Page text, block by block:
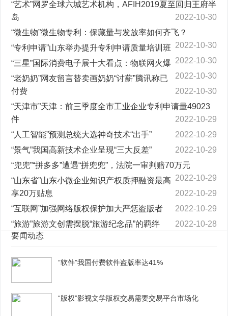
“艺术”网罗全球六城艺术机构，AFIH2019夏至回归王府半
岛
2022-10-30
“微生物”微生物专利：保藏量与发放率如何齐飞？
2022-10-30
“专利申请”山东举办提升专利申请质量培训班
2022-10-30
“三星”国际消费电子展十大看点：物联网火爆
2022-10-30
“老奶奶”网友留言替卖画奶奶“讨薪”腾讯称已
付费
2022-10-30
“天津市”天津：前三季度全市工业企业专利申请量49023
件
2022-10-29
“人工智能”预测总统大选神奇技术“出手”
2022-10-29
“景气”我国高新技术企业呈现“三大反差”
2022-10-29
“兜兜”“拼多多”遭遇“拼兜兜”，法院一审判赔70万元
2022-10-29
“山东省”山东小微企业知识产权质押融资最高
享20万贴息
2022-10-29
“互联网”加强网络版权保护加大严惩盗版者
2022-10-29
“旅游”旅游文创需摆脱“旅游纪念品”的羁绊
2022-10-28
要闻动态
“软件”我国付费软件盗版率达41%
“版权”影视文学版权交易需要交易平台市场化